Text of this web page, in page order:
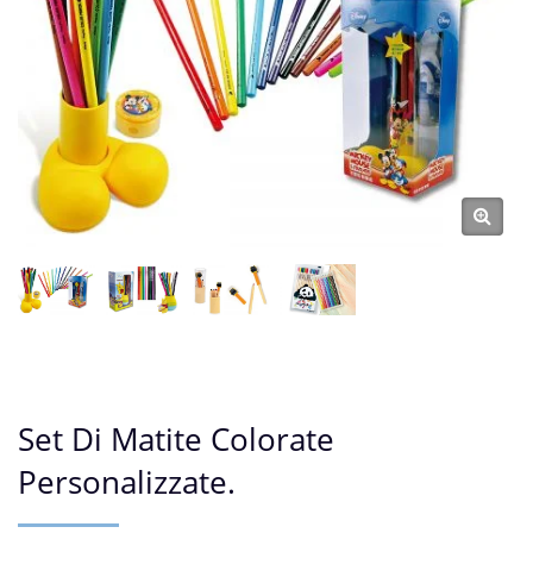
Set Di Matite Colorate
Personalizzate.